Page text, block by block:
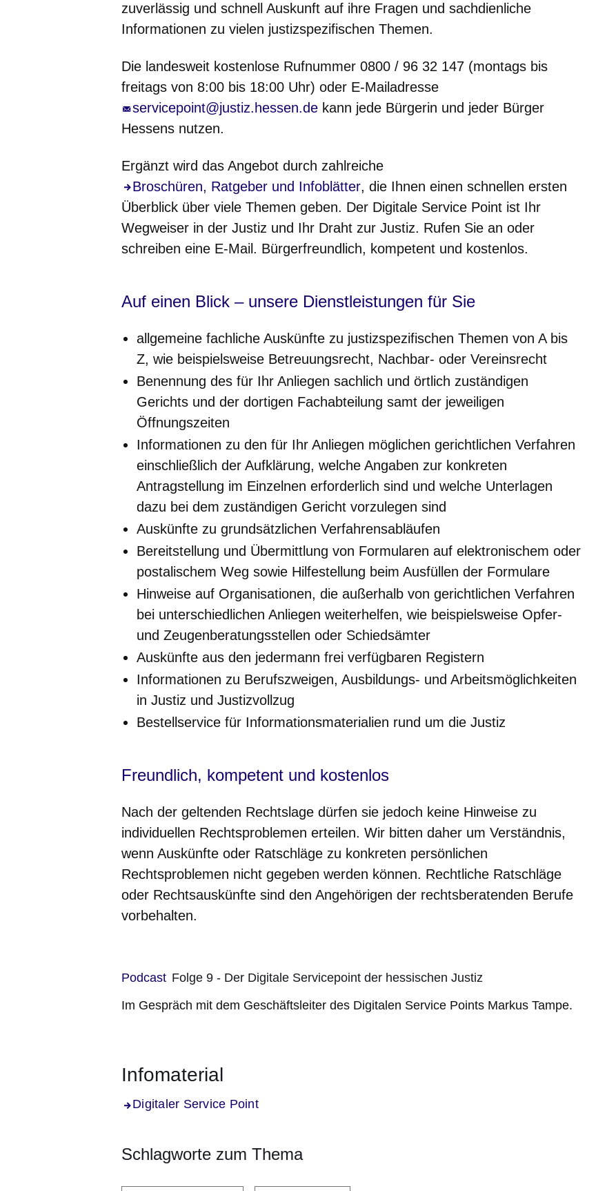
zuverlässig und schnell Auskunft auf ihre Fragen und sachdienliche
Informationen zu vielen justizspezifischen Themen.
Die landesweit kostenlose Rufnummer 0800 / 96 32 147 (montags bis
freitags von 8:00 bis 18:00 Uhr) oder E-Mailadresse
servicepoint@justiz.hessen.de kann jede Bürgerin und jeder Bürger
Hessens nutzen.
Ergänzt wird das Angebot durch zahlreiche
Broschüren, Ratgeber und Infoblätter
Öffnet sich in einem neuen Fenster
, die Ihnen einen schnellen ersten
Überblick über viele Themen geben. Der Digitale Service Point ist Ihr
Wegweiser in der Justiz und Ihr Draht zur Justiz. Rufen Sie an oder
schreiben eine E-Mail. Bürgerfreundlich, kompetent und kostenlos.
Auf einen Blick – unsere Dienstleistungen für Sie
allgemeine fachliche Auskünfte zu justizspezifischen Themen von A bis
Z, wie beispielsweise Betreuungsrecht, Nachbar- oder Vereinsrecht
Benennung des für Ihr Anliegen sachlich und örtlich zuständigen
Gerichts und der dortigen Fachabteilung samt der jeweiligen
Öffnungszeiten
Informationen zu den für Ihr Anliegen möglichen gerichtlichen Verfahren
einschließlich der Aufklärung, welche Angaben zur konkreten
Antragstellung im Einzelnen erforderlich sind und welche Unterlagen
dazu bei dem zuständigen Gericht vorzulegen sind
Auskünfte zu grundsätzlichen Verfahrensabläufen
Bereitstellung und Übermittlung von Formularen auf elektronischem oder
postalischem Weg sowie Hilfestellung beim Ausfüllen der Formulare
Hinweise auf Organisationen, die außerhalb von gerichtlichen Verfahren
bei unterschiedlichen Anliegen weiterhelfen, wie beispielsweise Opfer-
und Zeugenberatungsstellen oder Schiedsämter
Auskünfte aus den jedermann frei verfügbaren Registern
Informationen zu Berufszweigen, Ausbildungs- und Arbeitsmöglichkeiten
in Justiz und Justizvollzug
Bestellservice für Informationsmaterialien rund um die Justiz
Freundlich, kompetent und kostenlos
Nach der geltenden Rechtslage dürfen sie jedoch keine Hinweise zu
individuellen Rechtsproblemen erteilen. Wir bitten daher um Verständnis,
wenn Auskünfte oder Ratschläge zu konkreten persönlichen
Rechtsproblemen nicht gegeben werden können. Rechtliche Ratschläge
oder Rechtsauskünfte sind den Angehörigen der rechtsberatenden Berufe
vorbehalten.
Podcast Folge 9 - Der Digitale Servicepoint der hessischen Justiz
Im Gespräch mit dem Geschäftsleiter des Digitalen Service Points Markus Tampe.
Infomaterial
Digitaler Service Point
Schlagworte zum Thema